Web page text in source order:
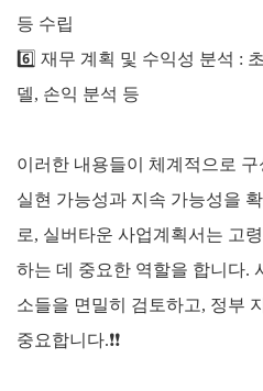
등 수립
6️⃣ 재무 계획 및 수익성 분석 :
델, 손익 분석 등
이러한 내용들이 체계적으로
실현 가능성과 지속 가능성을
로, 실버타운 사업계획서는 고
하는 데 중요한 역할을 합니다.
소들을 면밀히 검토하고, 정부
중요합니다.❗❗